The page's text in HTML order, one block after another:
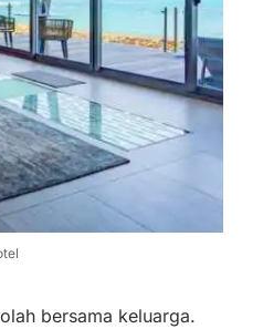
bersama keluarga.